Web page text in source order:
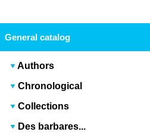
General catalog
Authors
Chronological
Collections
Des barbares...